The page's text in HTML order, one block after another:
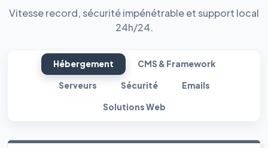
Vitesse record, sécurité impénétrable et support local
24h/24.
Hébergement CMS & Framework
Serveurs Sécurité Emails
Solutions Web